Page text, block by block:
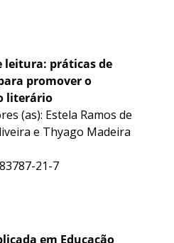
leitura: práticas de
promover o
literário
(as): Estela Ramos de
e Thyago Madeira
21-7
em Educação